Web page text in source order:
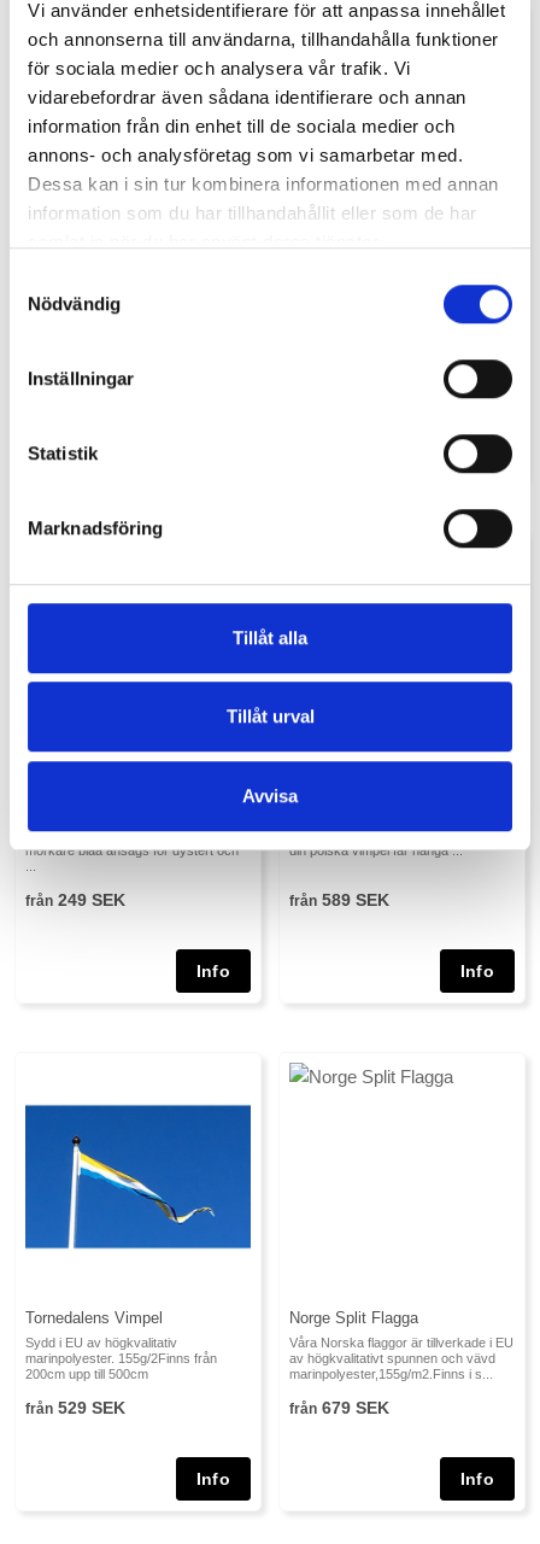
Vi använder enhetsidentifierare för att anpassa innehållet
och annonserna till användarna, tillhandahålla funktioner
för sociala medier och analysera vår trafik. Vi
vidarebefordrar även sådana identifierare och annan
information från din enhet till de sociala medier och
annons- och analysföretag som vi samarbetar med.
Dessa kan i sin tur kombinera informationen med annan
information som du har tillhandahållit eller som de har
Nödvändig
Inställningar
Statistik
Marknadsföring
Tillåt alla
Tillåt urval
Avvisa
Våra landskapsflaggor är tillverkade i
EU av högkvalitativt spunnen och
279 SEK
Svensk Båtflagga Producerad i vävd
polyesterduk, marinpolyester, för att
hålla. Vårt tyg är den kvalitet so...
ändrades Sveriges flagga färg, Det
mörkare blåa ansågs för dystert och
från 249 SEK
Polsk Vimpel
vimplar finns inga officiella regler, så
din polska vimpel får hänga ...
från 589 SEK
Tornedalens Vimpel
Sydd i EU av högkvalitativ
marinpolyester. 155g/2Finns från
200cm upp till 500cm
från 529 SEK
Norge Split Flagga
Våra Norska flaggor är tillverkade i EU
av högkvalitativt spunnen och vävd
marinpolyester,155g/m2.Finns i s...
från 679 SEK